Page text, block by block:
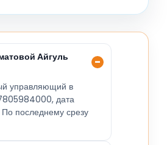
Айгуль
управляющий в
дата
По последнему срезу